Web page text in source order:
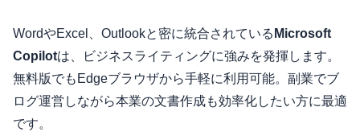
WordやExcel、Outlookと密に統合されている Microsoft
Copilotは、ビジネスライティングに強みを発揮します。
無料版でもEdgeブラウザから手軽に利用可能。副業でブ
ログ運営しながら本業の文書作成も効率化したい方に最適
です。